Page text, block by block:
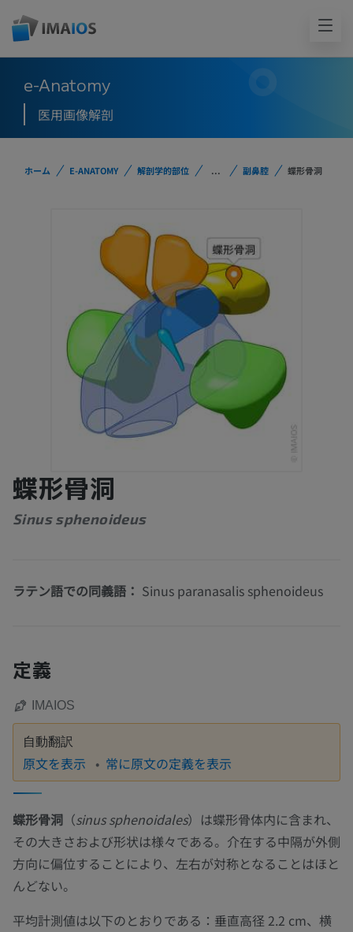
e-Anatomy
医用画像解剖
ホーム E-ANATOMY 解剖学的部位 ... 副鼻腔 蝶形骨洞
蝶形骨洞
Sinus sphenoideus
ラテン語での同義語： Sinus paranasalis sphenoideus
定義
IMAIOS
自動翻訳
原文を表示 常に原文の定義を表示
蝶形骨洞 （sinus sphenoidales）は蝶形骨体内に含まれ、
その大きさおよび形状は様々である。介在する中隔が外側
方向に偏位することにより、左右が対称となることはほと
んどない。
平均計測値は以下のとおりである：垂直高径 2.2 cm、横